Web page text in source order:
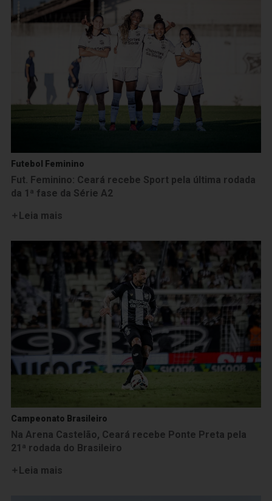
Futebol Feminino
Fut. Feminino: Ceará recebe Sport pela última rodada
da 1ª fase da Série A2
Leia mais
Campeonato Brasileiro
Na Arena Castelão, Ceará recebe Ponte Preta pela
21ª rodada do Brasileiro
Leia mais